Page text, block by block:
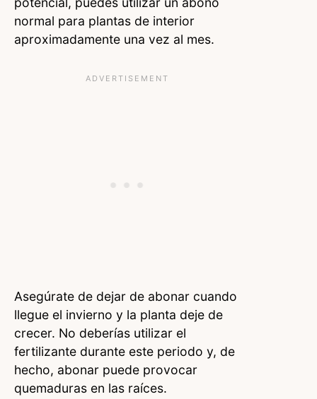
normal para plantas de interior
aproximadamente una vez al mes.
Asegúrate de dejar de abonar cuando
llegue el invierno y la planta deje de
crecer. No deberías utilizar el
fertilizante durante este periodo y, de
hecho, abonar puede provocar
quemaduras en las raíces.